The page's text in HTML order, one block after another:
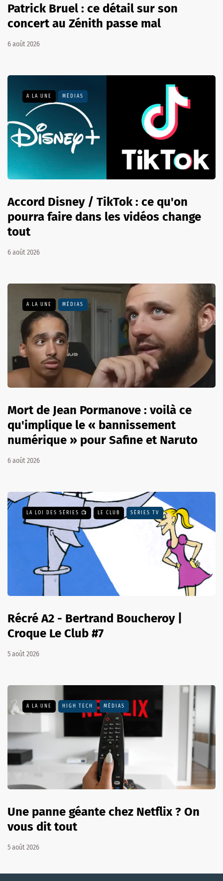
Patrick Bruel : ce détail sur son
concert au Zénith passe mal
6 août 2026
A LA UNE MÉDIAS
Accord Disney / TikTok : ce qu'on
pourra faire dans les vidéos change
tout
6 août 2026
A LA UNE MÉDIAS
Mort de Jean Pormanove : voilà ce
qu'implique le « bannissement
numérique » pour Safine et Naruto
6 août 2026
LA LOI DES SÉRIES 📺 LE CLUB SÉRIES TV
Récré A2 - Bertrand Boucheroy |
Croque Le Club #7
5 août 2026
A LA UNE HIGH TECH MÉDIAS
Une panne géante chez Netflix ? On
vous dit tout
5 août 2026